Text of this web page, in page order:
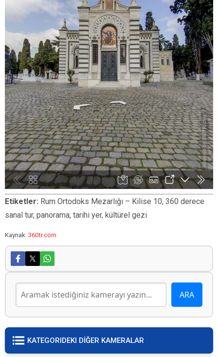
Etiketler: Rum Ortodoks Mezarlığı – Kilise 10, 360 derece
sanal tur, panorama, tarihi yer, kültürel gezi
Kaynak: 360tr.com
KATEGORIDEKI DİĞER KAMERALAR